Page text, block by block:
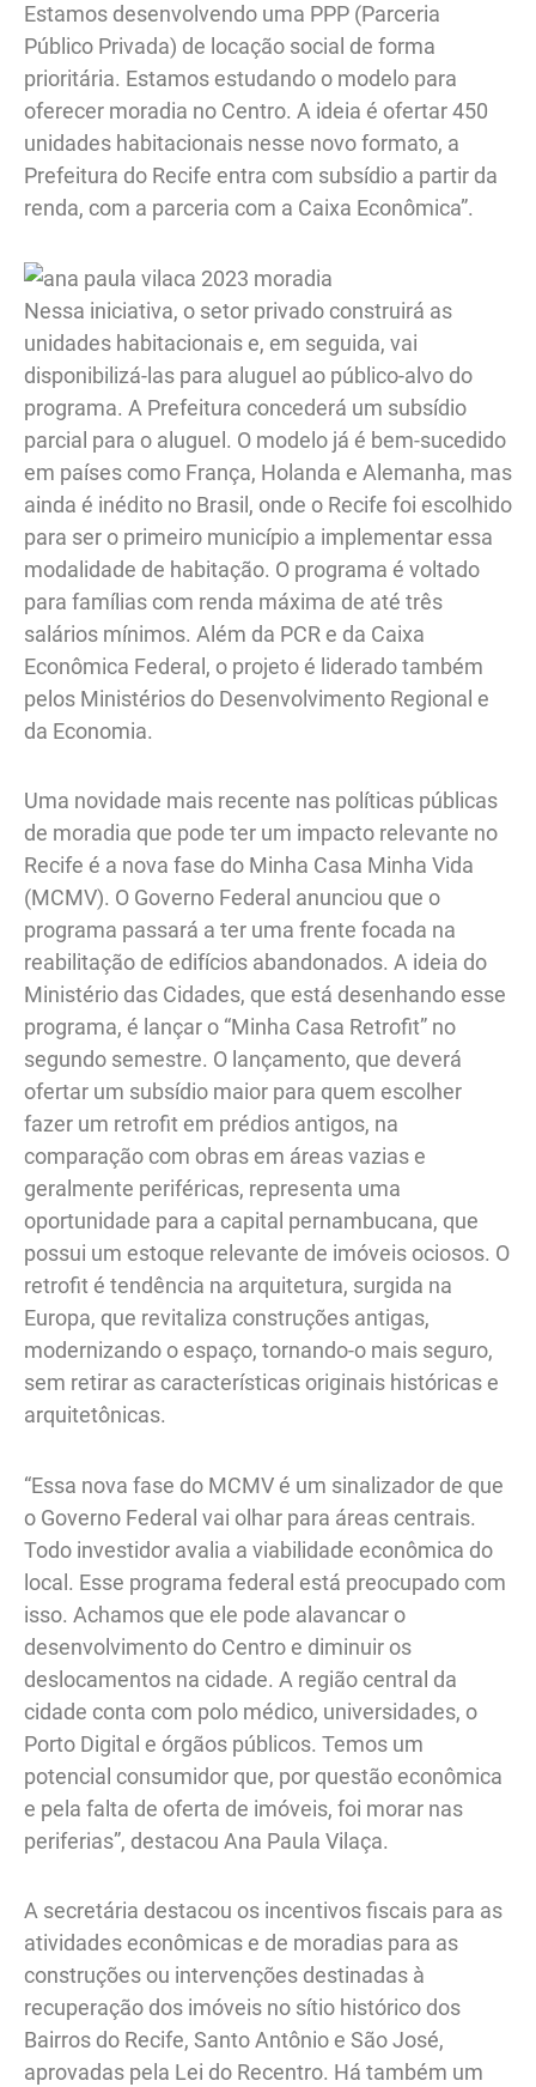
Estamos desenvolvendo uma PPP (Parceria
Público Privada) de locação social de forma
prioritária. Estamos estudando o modelo para
oferecer moradia no Centro. A ideia é ofertar 450
unidades habitacionais nesse novo formato, a
Prefeitura do Recife entra com subsídio a partir da
renda, com a parceria com a Caixa Econômica”.
Nessa iniciativa, o setor privado construirá as
unidades habitacionais e, em seguida, vai
disponibilizá-las para aluguel ao público-alvo do
programa. A Prefeitura concederá um subsídio
parcial para o aluguel. O modelo já é bem-sucedido
em países como França, Holanda e Alemanha, mas
ainda é inédito no Brasil, onde o Recife foi escolhido
para ser o primeiro município a implementar essa
modalidade de habitação. O programa é voltado
para famílias com renda máxima de até três
salários mínimos. Além da PCR e da Caixa
Econômica Federal, o projeto é liderado também
pelos Ministérios do Desenvolvimento Regional e
da Economia.
Uma novidade mais recente nas políticas públicas
de moradia que pode ter um impacto relevante no
Recife é a nova fase do Minha Casa Minha Vida
(MCMV). O Governo Federal anunciou que o
programa passará a ter uma frente focada na
reabilitação de edifícios abandonados. A ideia do
Ministério das Cidades, que está desenhando esse
programa, é lançar o “Minha Casa Retrofit” no
segundo semestre. O lançamento, que deverá
ofertar um subsídio maior para quem escolher
fazer um retrofit em prédios antigos, na
comparação com obras em áreas vazias e
geralmente periféricas, representa uma
oportunidade para a capital pernambucana, que
possui um estoque relevante de imóveis ociosos. O
retrofit é tendência na arquitetura, surgida na
Europa, que revitaliza construções antigas,
modernizando o espaço, tornando-o mais seguro,
sem retirar as características originais históricas e
arquitetônicas.
“Essa nova fase do MCMV é um sinalizador de que
o Governo Federal vai olhar para áreas centrais.
Todo investidor avalia a viabilidade econômica do
local. Esse programa federal está preocupado com
isso. Achamos que ele pode alavancar o
desenvolvimento do Centro e diminuir os
deslocamentos na cidade. A região central da
cidade conta com polo médico, universidades, o
Porto Digital e órgãos públicos. Temos um
potencial consumidor que, por questão econômica
e pela falta de oferta de imóveis, foi morar nas
periferias”, destacou Ana Paula Vilaça.
A secretária destacou os incentivos fiscais para as
atividades econômicas e de moradias para as
construções ou intervenções destinadas à
recuperação dos imóveis no sítio histórico dos
Bairros do Recife, Santo Antônio e São José,
aprovadas pela Lei do Recentro. Há também um